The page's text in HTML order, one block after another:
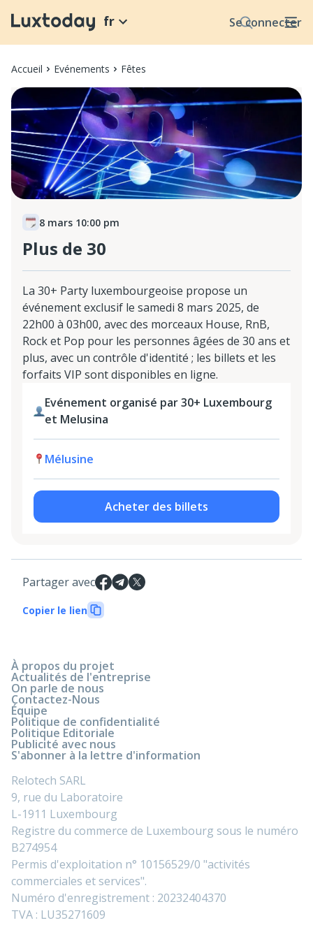
Se connecter
fr
Accueil Evénements Fêtes
8 mars 10:00 pm
Plus de 30
La 30+ Party luxembourgeoise propose un
événement exclusif le samedi 8 mars 2025, de
22h00 à 03h00, avec des morceaux House, RnB,
Rock et Pop pour les personnes âgées de 30 ans et
plus, avec un contrôle d'identité ; les billets et les
forfaits VIP sont disponibles en ligne.
Evénement organisé par 30+ Luxembourg
et Melusina
Mélusine
Acheter des billets
Partager avec
Copier le lien
À propos du projet
Actualités de l'entreprise
On parle de nous
Contactez-Nous
Équipe
Politique de confidentialité
Politique Editoriale
Publicité avec nous
S'abonner à la lettre d'information
Relotech SARL
9, rue du Laboratoire
L-1911 Luxembourg
Registre du commerce de Luxembourg sous le numéro
B274954
Permis d'exploitation n° 10156529/0 "activités
commerciales et services".
Numéro d'enregistrement : 20232404370
TVA : LU35271609